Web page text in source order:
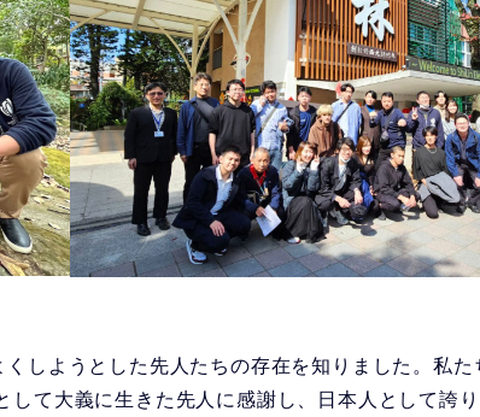
しようとした先人たちの存在を知りました。私た
て大義に生きた先人に感謝し、日本人として誇